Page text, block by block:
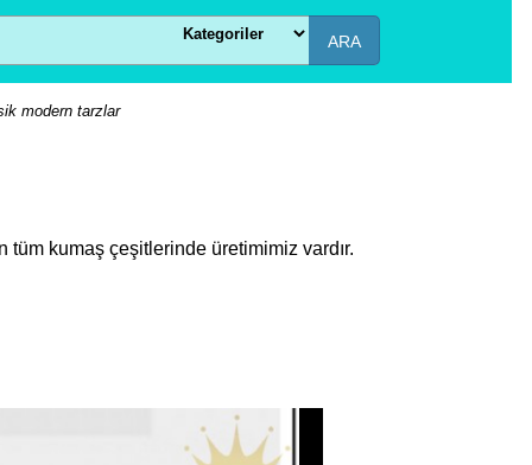
ARA
modern tarzlar
tüm kumaş çeşitlerinde üretimimiz vardır.